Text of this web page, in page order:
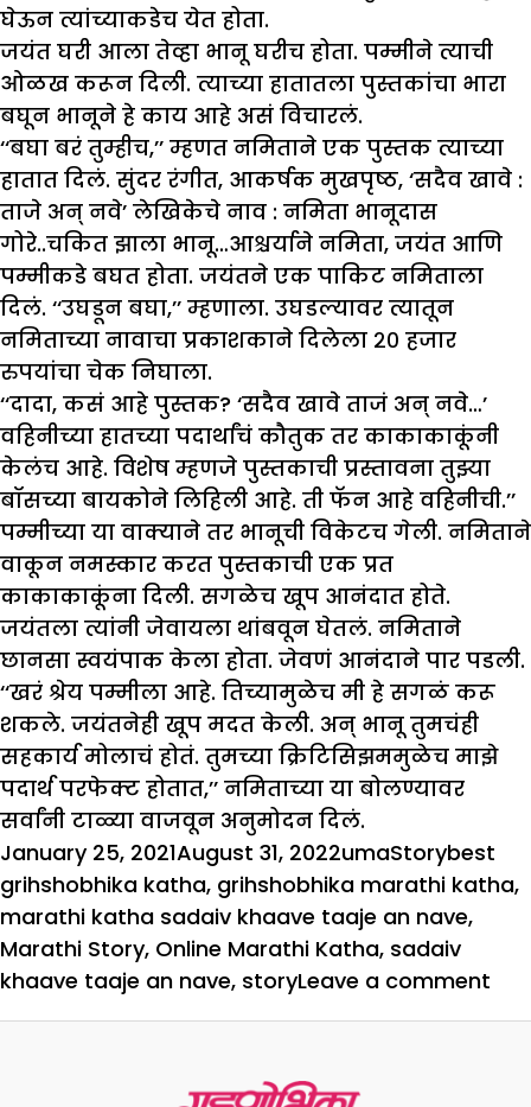
घेऊन त्यांच्याकडेच येत होता.
जयंत घरी आला तेव्हा भानू घरीच होता. पम्मीने त्याची
ओळख करून दिली. त्याच्या हातातला पुस्तकांचा भारा
बघून भानूने हे काय आहे असं विचारलं.
‘‘बघा बरं तुम्हीच,’’ म्हणत नमिताने एक पुस्तक त्याच्या
हातात दिलं. सुंदर रंगीत, आकर्षक मुखपृष्ठ, ‘सदैव खावे :
ताजे अन् नवे’ लेखिकेचे नाव : नमिता भानूदास
गोरे..चकित झाला भानू…आश्चर्याने नमिता, जयंत आणि
पम्मीकडे बघत होता. जयंतने एक पाकिट नमिताला
दिलं. ‘‘उघडून बघा,’’ म्हणाला. उघडल्यावर त्यातून
नमिताच्या नावाचा प्रकाशकाने दिलेला २० हजार
रुपयांचा चेक निघाला.
‘‘दादा, कसं आहे पुस्तक? ‘सदैव खावे ताजं अन् नवे…’
वहिनीच्या हातच्या पदार्थांचं कौतुक तर काकाकाकूंनी
केलंच आहे. विशेष म्हणजे पुस्तकाची प्रस्तावना तुझ्या
बॉसच्या बायकोने लिहिली आहे. ती फॅन आहे वहिनीची.’’
पम्मीच्या या वाक्याने तर भानूची विकेटच गेली. नमिताने
वाकून नमस्कार करत पुस्तकाची एक प्रत
काकाकाकूंना दिली. सगळेच खूप आनंदात होते.
जयंतला त्यांनी जेवायला थांबवून घेतलं. नमिताने
छानसा स्वयंपाक केला होता. जेवणं आनंदाने पार पडली.
‘‘खरं श्रेय पम्मीला आहे. तिच्यामुळेच मी हे सगळं करू
शकले. जयंतनेही खूप मदत केली. अन् भानू तुमचंही
सहकार्य मोलाचं होतं. तुमच्या क्रिटिसिझममुळेच माझे
पदार्थ परफेक्ट होतात,’’ नमिताच्या या बोलण्यावर
सर्वांनी टाळ्या वाजवून अनुमोदन दिलं.
Posted
on
January 25, 2021August 31, 2022Author
umaCategories
StoryTags
best
grihshobhika katha, grihshobhika marathi katha,
marathi katha sadaiv khaave taaje an nave,
Marathi Story, Online Marathi Katha, sadaiv
khaave taaje an nave, storyLeave a comment